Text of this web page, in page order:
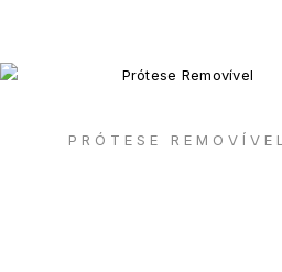
PRÓTESE REMOVÍVEL